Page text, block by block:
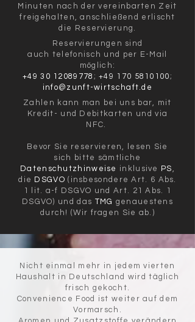
Minuten nach der vereinbarten Zeit
freigehalten, anschließend erlischt
die Reservierung.
Reservierungen sind
auch telefonisch und per E-Mail
möglich:
+49 30 12089778 ;+49 170 5810100;
info@zunft-wirtschaft.de
Zahlen kann man bei uns bar, mit
Kredit- und Debitkarten und via
NFC.
Bevor Sie reservieren, lesen Sie
sich bitte sämtliche
Datenschutzhinweise inklusive PS,
die DSGVO (insbesondereArt. 6 Abs.
1 lit. a-f DSGVO und Art. 21 Abs. 1
DSGVO) und das TMG genauestens
durch! (Wir fragen Sie ab.)
Nicht einmal mehr in jedem vierten
Haushalt in Deutschland wird täglich
frisch gekocht.
Convenience Food ist weiter auf dem
Vormarsch.